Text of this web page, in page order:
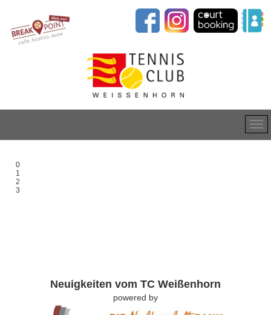
0
1
2
3
Neuigkeiten vom TC Weißenhorn
powered by